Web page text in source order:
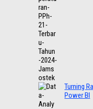
Turning
Power BI